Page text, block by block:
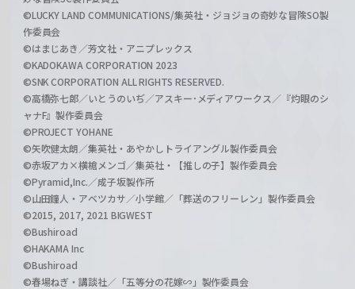
©LUCKY LAND COMMUNICATIONS/集英社・ジョジョの奇妙な冒険SO製
作委員会
©はまじあき／芳文社・アニプレックス
©KADOKAWA CORPORATION 2023
©SNK CORPORATION ALL RIGHTS RESERVED.
©高橋弥七郎／いとうのいぢ／アスキー･メディアワークス／『灼眼のシ
ャナF』製作委員会
©PROJECT YOHANE
©矢吹健太朗／集英社・あやかしトライアングル製作委員会
©赤坂アカ×横槍メンゴ／集英社・【推しの子】製作委員会
©Pyramid,Inc.／成子坂製作所
©山田鐘人・アベツカサ／小学館／「葬送のフリーレン」製作委員会
©2015, 2017, 2021 BIGWEST
©Bushiroad
©HAKAMA Inc
©Bushiroad
©春場ねぎ・講談社／「五等分の花嫁∽」製作委員会